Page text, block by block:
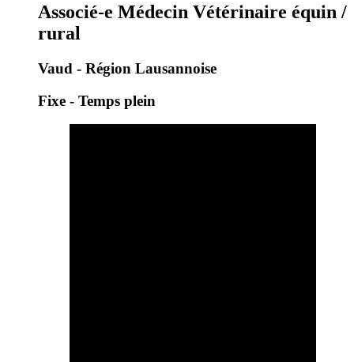
Associé-e Médecin Vétérinaire équin /
rural
Vaud - Région Lausannoise
Fixe - Temps plein